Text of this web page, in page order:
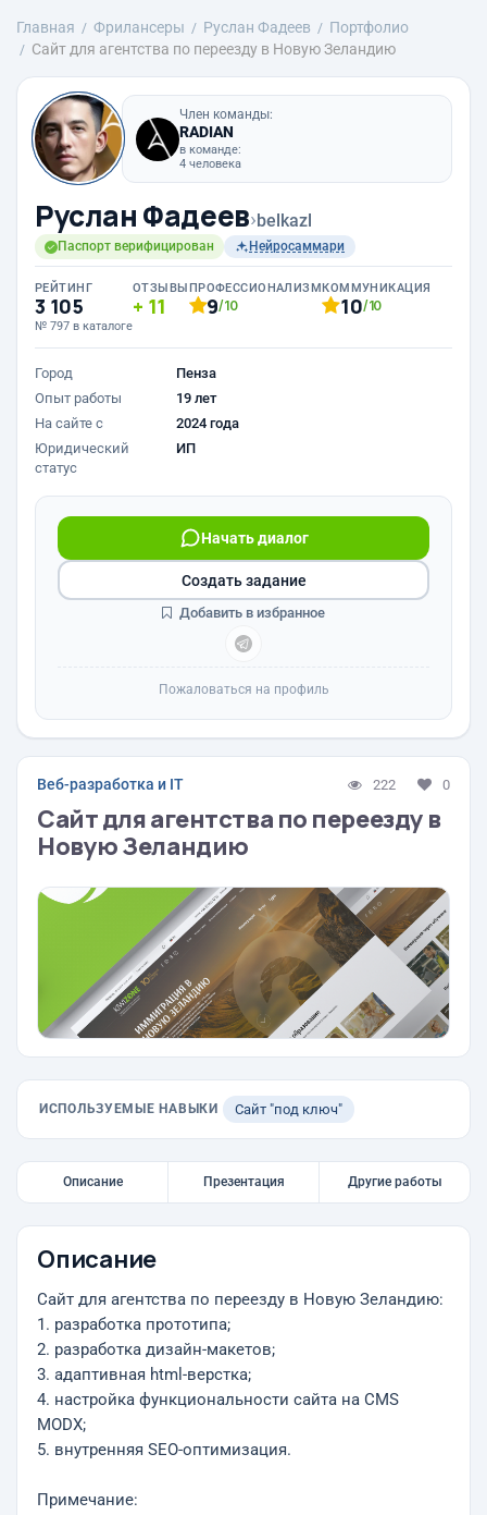
Главная Фрилансеры Руслан Фадеев
Портфолио
Сайт для агентства по переезду в Новую Зеландию
Член команды:
RADIAN
в команде:
4 человека
Руслан Фадеев›belkazl
Паспорт верифицирован Нейросаммари
РЕЙТИНГ
3 105
№ 797 в каталоге
ОТЗЫВЫ
11
ПРОФЕССИОНАЛИЗМ
9/10
КОММУНИКАЦИЯ
10/10
Город
Пенза
Опыт работы
19 лет
На сайте с
2024 года
Юридический
статус
ИП
Начать диалог
Создать задание
Добавить в избранное
Пожаловаться на профиль
Веб-разработка и IT 222 0
Сайт для агентства по переезду в
Новую Зеландию
ИСПОЛЬЗУЕМЫЕ НАВЫКИ Сайт "под ключ"
Описание Презентация Другие работы
Описание
Сайт для агентства по переезду в Новую Зеландию:
1. разработка прототипа;
2. разработка дизайн-макетов;
3. адаптивная html-верстка;
4. настройка функциональности сайта на CMS
MODX;
5. внутренняя SEO-оптимизация.
Примечание: